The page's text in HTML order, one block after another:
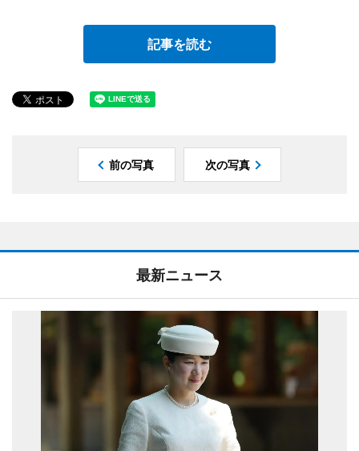
記事を読む
前の写真 次の写真
最新ニュース